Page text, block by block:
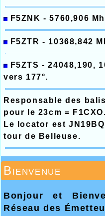
F5ZNK - 5760,906
F5ZTR - 10368,842
F5ZTS - 24048,190,
vers 177°.
Responsable des
pour le 23cm = F1CXO.
Le locator est
tour de Belleuse.
Bienvenue
Bonjour et
Réseau des